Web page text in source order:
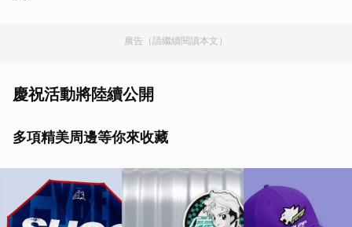
廣告（請繼續閱讀本文）
慶祝活動將陸續公開
多項精美周邊等你來收藏